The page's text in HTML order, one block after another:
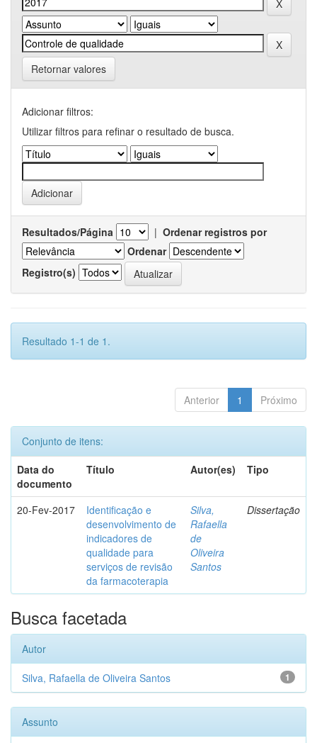
Retornar valores
Adicionar filtros:
Utilizar filtros para refinar o resultado de busca.
Resultados/Página | Ordenar registros por
Ordenar
Registro(s)
Resultado 1-1 de 1.
Anterior 1 Próximo
Conjunto de itens:
Data do
documento
Título Autor(es) Tipo
20-Fev-2017
Identificação e
desenvolvimento de
indicadores de
qualidade para
serviços de revisão
da farmacoterapia
Silva,
Rafaella
de
Oliveira
Santos
Dissertação
Busca facetada
Autor
1
Silva, Rafaella de Oliveira Santos
Assunto